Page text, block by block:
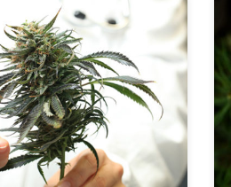
Olej cannabis
jest bardzo
z fibromialgią.
z badań klinicznych
czasopiśmie Pain
przyjmowanie oleju z
pochodzenia roślinnego,
jest skuteczne i dobrze